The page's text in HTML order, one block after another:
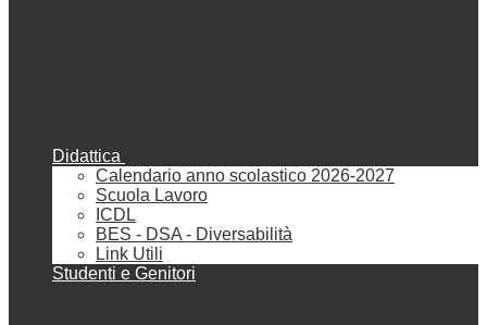
Didattica
Calendario anno scolastico 2026-2027
Scuola Lavoro
ICDL
BES - DSA - Diversabilità
Link Utili
Studenti e Genitori